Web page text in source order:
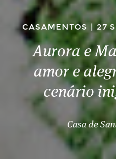
CASAMENTOS | 27
Aurora e
amor e
cenário
Casa de